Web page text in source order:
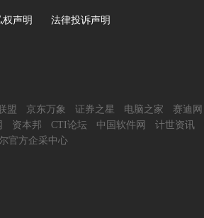
权声明 法律投诉声明
盟 京东万象 证券之星 电脑之家 赛迪网
资本邦 CTI论坛 中国软件网 计世资讯
官方企采中心